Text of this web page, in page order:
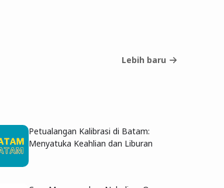
Lebih baru
Petualangan Kalibrasi di Batam:
Menyatuka Keahlian dan Liburan